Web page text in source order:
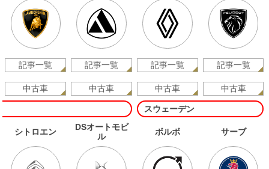
記事一覧
中古車
記事一覧
中古車
記事一覧
中古車
記事一覧
中古車
シトロエン
DSオートモビ
ル
スウェーデン
ボルボ サーブ